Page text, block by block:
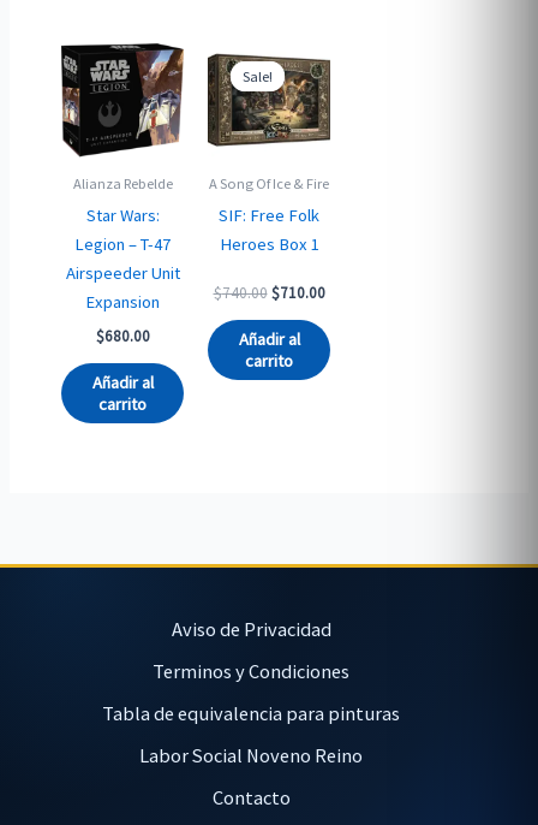
Alianza Rebelde
Star Wars:
Legion – T-47
Airspeeder Unit
Expansion
$680.00
Añadir al
carrito
Sale!
Sale!
A Song Of Ice & Fire
SIF: Free Folk
Heroes Box 1
$740.00 Original
was:
$740.00.
$710.00Current
is:
$710.00.
Añadir al
carrito
Aviso de Privacidad
Terminos y Condiciones
Tabla de equivalencia para pinturas
Labor Social Noveno Reino
Contacto